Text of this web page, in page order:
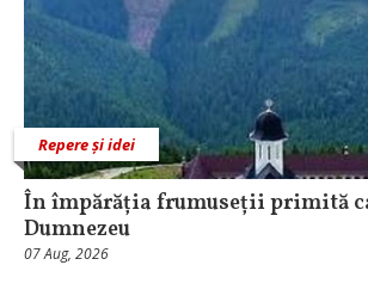
Repere și idei
În împărăția frumuseții primită
Dumnezeu
07 Aug, 2026